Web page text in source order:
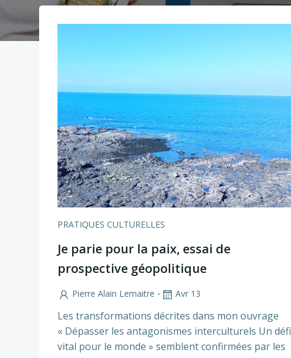
PRATIQUES CULTURELLES
Je parie pour la paix, essai de
prospective géopolitique
Pierre Alain Lemaitre - Avr 13
Les transformations décrites dans mon ouvrage
« Dépasser les antagonismes interculturels Un défi
vital pour le monde » semblent confirmées par les